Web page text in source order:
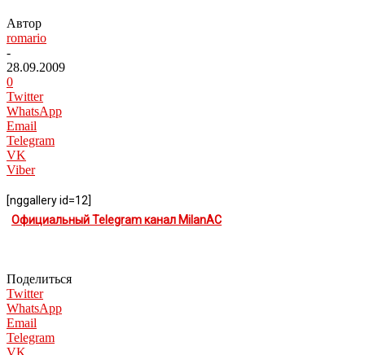
Автор
romario
-
28.09.2009
0
Twitter
WhatsApp
Email
Telegram
VK
Viber
[nggallery id=12]
Официальный Telegram канал MilanAC
Поделиться
Twitter
WhatsApp
Email
Telegram
VK